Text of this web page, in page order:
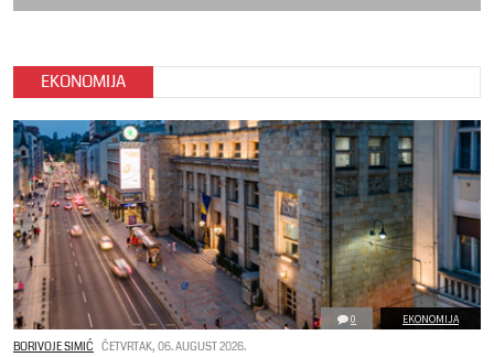
EKONOMIJA
0 EKONOMIJA
BORIVOJE SIMIĆ ČETVRTAK, 06. AUGUST 2026.